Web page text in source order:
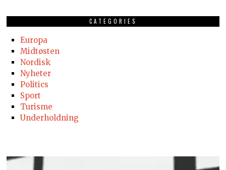
CATEGORIES
Europa
Midtøsten
Nordisk
Nyheter
Politics
Sport
Turisme
Underholdning